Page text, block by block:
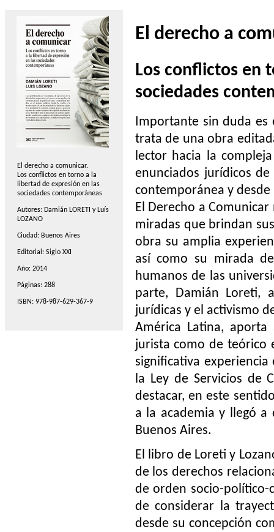
El derecho a comunicar.
Los conflictos en torno a la
libertad de expresión en las
sociedades contemporáneas
Autores: Damián LORETI y Luís
LOZANO
Ciudad: Buenos Aires
Editorial: Siglo XXI
Año: 2014
Páginas: 288
ISBN: 978-987-629-367-9
El derecho a
Los conflictos en
sociedades
Importante sin duda es
trata de una obra
lector hacia la
enunciados jurídicos
contemporánea y
El Derecho a
miradas que brindan
obra su amplia
así como su mirada
humanos de las
parte, Damián Loreti,
jurídicas y el activismo
América Latina,
jurista como de teórico
significativa
la Ley de Servicios de
destacar, en este
a la academia y llegó
Buenos Aires.
El libro de Loreti y
de los derechos
de orden socio-
de considerar la
desde su concepción